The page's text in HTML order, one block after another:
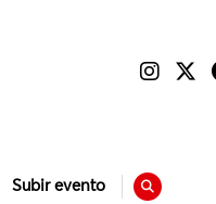
Subir evento